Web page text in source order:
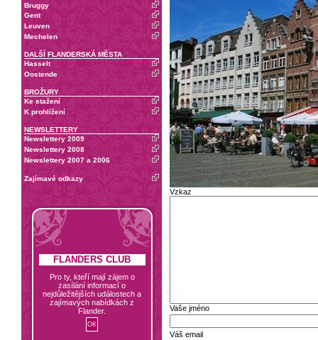
Bruggy
Gent
Leuven
Mechelen
DALŠÍ FLANDERSKÁ MĚSTA
Hasselt
Oostende
BROŽURY
Ke stažení
K prohlížení
NEWSLETTERY
Newslettery 2009
Newslettery 2008
Newslettery 2007 a 2006
Zajímavé odkazy
FLANDERS CLUB
Pro ty, kteří mají zájem o
zasílání informací o
nejdůležitějších událostech a
zajímavých nabídkách z
Flander.
Vzkaz
Vaše jméno
Váš email